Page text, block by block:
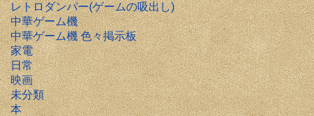
レトロダンパー(ゲームの吸出し)
中華ゲーム機
中華ゲーム機 色々掲示板
家電
日常
映画
未分類
本